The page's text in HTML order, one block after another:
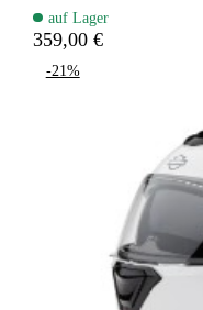
auf Lager
359,00 €
-21%